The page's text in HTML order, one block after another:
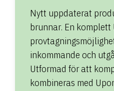
Nytt uppdaterat
brunnar. En komplett
inkommande och
Utformad för att
kombineras med